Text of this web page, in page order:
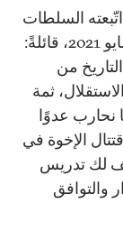
السلطات
في مقابلة أجرتها معها المؤلّفة في أيار/مايو 2021، قائلةً:
من
ثمة
نحارب عدوًا
الإخوة في
لك تدريس
والتوافق